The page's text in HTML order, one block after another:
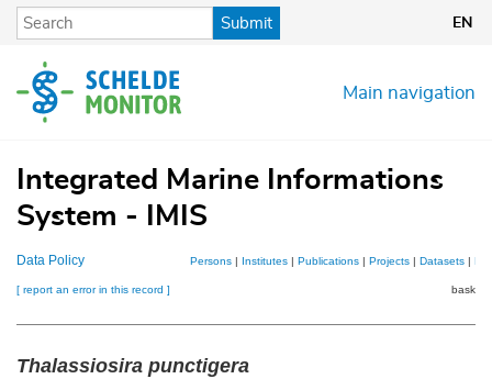
Skip
content
Submit EN
Main navigation
Integrated Marine Informations
System - IMIS
Data Policy Persons| Institutes| Publications| Projects| Datasets|
[ report an error in this record ] basket
Thalassiosira punctigera